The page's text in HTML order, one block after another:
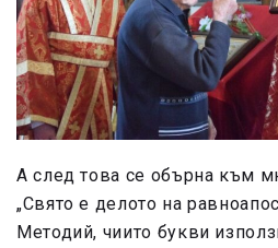
А след това се обърна към
„Свято е делото на
Методий, чиито букви